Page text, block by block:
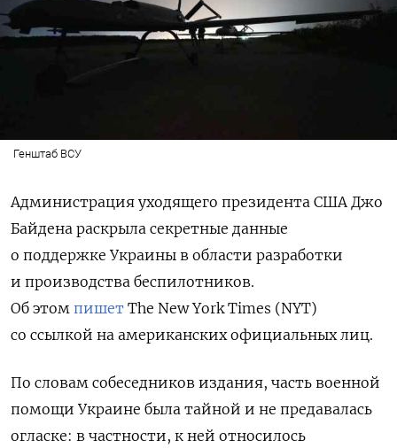
Генштаб ВСУ
Администрация уходящего президента США Джо
Байдена раскрыла секретные данные
о поддержке Украины в области разработки
и производства беспилотников.
Об этом пишет The New York Times (NYT)
со ссылкой на американских официальных лиц.
По словам собеседников издания, часть военной
помощи Украине была тайной и не предавалась
огласке: в частности, к ней относилось